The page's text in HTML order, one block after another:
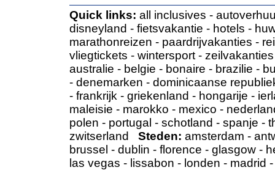
Quick links: all inclusives -
disneyland - fietsvakantie - hotels -
marathonreizen - paardrijvakanties -
vliegtickets - wintersport - zeilvakanties
australie - belgie - bonaire - brazilie -
- denemarken - dominicaanse
- frankrijk - griekenland - hongarije -
maleisie - marokko - mexico -
polen - portugal - schotland - spanje -
zwitserland
Steden: amsterdam -
brussel - dublin - florence - glasgow -
las vegas - lissabon - londen - madrid